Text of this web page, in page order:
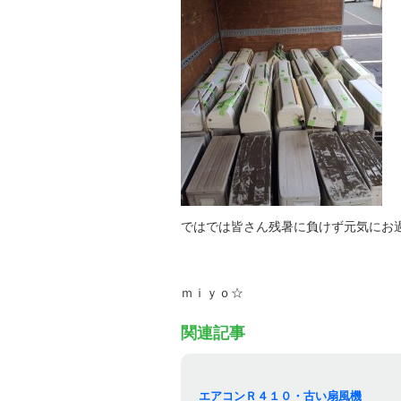
ではでは皆さん残暑に負けず元気に
ｍｉｙｏ☆
関連記事
エアコンＲ４１０・古い扇風機